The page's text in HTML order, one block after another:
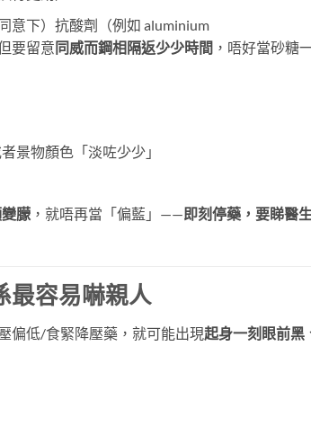
意下）抗酸劑（例如 aluminium
要留意同威而鋼相隔返少少時間 ，唔好當砂糖
景物顏色「淡咗少少」
朦，就唔再當「偏藍」——即刻停藥，要睇醫
最容易嚇親人
偏低/食緊降壓藥，就可能出現起身一刻眼前黑